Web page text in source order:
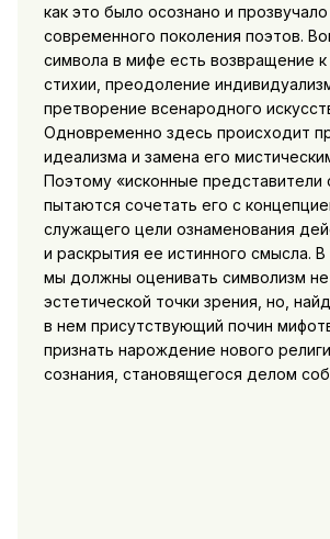
как это было осознано и
современного поколения поэтов.
символа в мифе есть возвращение
стихии, преодоление
претворение всенародного
Одновременно здесь происходит
идеализма и замена его
Поэтому «исконные представители
пытаются сочетать его с
служащего цели ознаменования
и раскрытия ее истинного смысла.
мы должны оценивать символизм не
эстетической точки зрения, но,
в нем присутствующий почин
признать нарождение нового
сознания, становящегося делом